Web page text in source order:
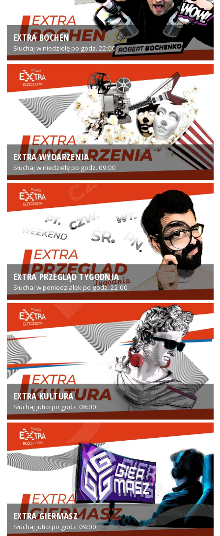
EXTRA BOCHEN
Słuchaj w niedzielę po godz. 22:00
EXTRA WYDARZENIA
Słuchaj w niedzielę po godz. 09:00
EXTRA PRZEGLĄD TYGODNIA
Słuchaj w poniedziałek po godz. 22:00
EXTRA KULTURA
Słuchaj jutro po godz. 08:00
EXTRA GIERMASZ
Słuchaj jutro po godz. 09:00